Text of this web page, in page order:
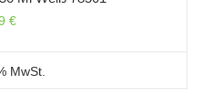
€
MwSt.